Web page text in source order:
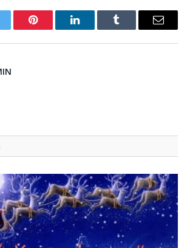
Pinterest LinkedInTumblr Email